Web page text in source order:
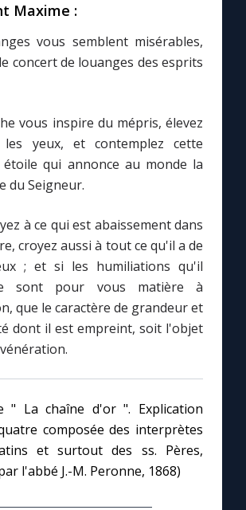
Maxime :
vous semblent misérables,
concert de louanges des esprits
vous inspire du mépris, élevez
yeux, et contemplez cette
étoile qui annonce au monde la
du Seigneur.
à ce qui est abaissement dans
croyez aussi à tout ce qu'il a de
; et si les humiliations qu'il
sont pour vous matière à
que le caractère de grandeur et
dont il est empreint, soit l'objet
" La chaîne d'or ". Explication
composée des interprètes
et surtout des ss. Pères,
l'abbé J.-M. Peronne, 1868)